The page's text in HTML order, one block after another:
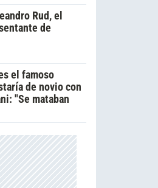
Rud, el
de
el famoso
de novio con
"Se mataban